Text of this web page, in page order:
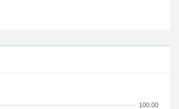
100.00